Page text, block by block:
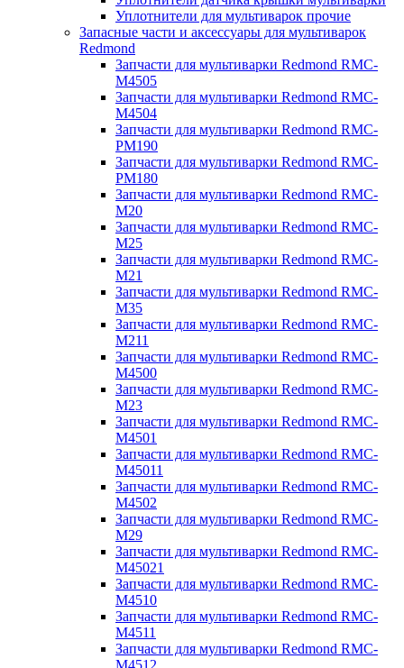
Уплотнители для мультиварок прочие
Запасные части и аксессуары для мультиварок
Redmond
Запчасти для мультиварки Redmond RMC-
M4505
Запчасти для мультиварки Redmond RMC-
M4504
Запчасти для мультиварки Redmond RMC-
PM190
Запчасти для мультиварки Redmond RMC-
PM180
Запчасти для мультиварки Redmond RMC-
M20
Запчасти для мультиварки Redmond RMC-
M25
Запчасти для мультиварки Redmond RMC-
M21
Запчасти для мультиварки Redmond RMC-
M35
Запчасти для мультиварки Redmond RMC-
M211
Запчасти для мультиварки Redmond RMC-
M4500
Запчасти для мультиварки Redmond RMC-
M23
Запчасти для мультиварки Redmond RMC-
M4501
Запчасти для мультиварки Redmond RMC-
M45011
Запчасти для мультиварки Redmond RMC-
M4502
Запчасти для мультиварки Redmond RMC-
M29
Запчасти для мультиварки Redmond RMC-
M45021
Запчасти для мультиварки Redmond RMC-
M4510
Запчасти для мультиварки Redmond RMC-
M4511
Запчасти для мультиварки Redmond RMC-
M4512